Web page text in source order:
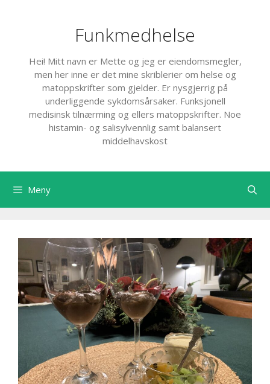
Funkmedhelse
Hei! Mitt navn er Mette og jeg er eiendomsmegler,
men her inne er det mine skriblerier om helse og
matoppskrifter som gjelder. Er nysgjerrig på
underliggende sykdomsårsaker. Funksjonell
medisinsk tilnærming og ellers matoppskrifter. Noe
histamin- og salisylvennlig samt balansert
middelhavskost
Meny